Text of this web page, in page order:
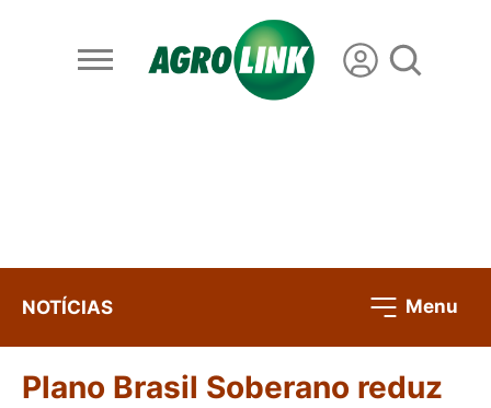
NOTÍCIAS Menu
Plano Brasil Soberano reduz